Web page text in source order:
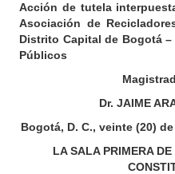
Acción de tutela
Asociación de
Distrito Capital de Bogotá
Públicos
Dr. JAIME
Bogotá, D. C., veinte (20)
LA SALA PRIMERA